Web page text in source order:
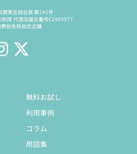
関東支部会員 第245号
度 代理店届出番号C1909977
税免除指定店舗
無料お試し
利用事例
コラム
用語集